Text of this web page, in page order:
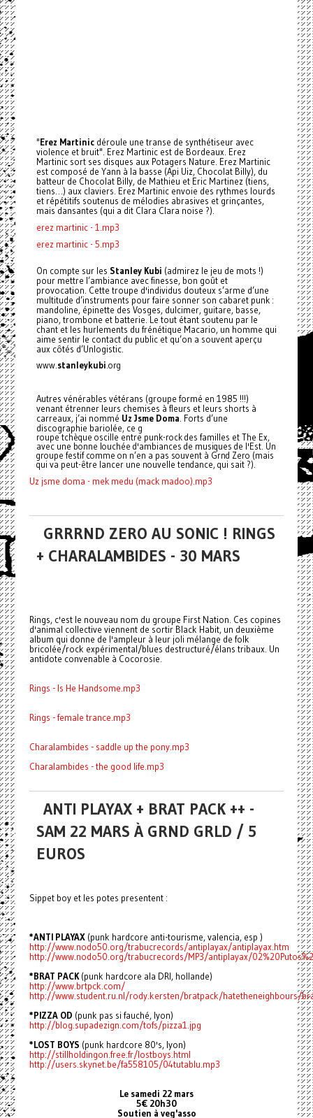
"Erez Martinicdéroule une transe de synthétiseur avec
violence et bruit". Erez Martinic est de Bordeaux. Erez
Martinic sort ses disques aux Potagers Nature. Erez Martinic
est composé de Yann à la basse (Api Uiz, Chocolat Billy), du
batteur de Chocolat Billy, de Mathieu et Eric Martinez (tiens,
tiens…) aux claviers. Erez Martinic envoie des rythmes lourds
et répétitifs soutenus de mélodies abrasives et grinçantes,
mais dansantes (qui a dit Clara Clara noise ?).
erez martinic - 1.mp3
erez martinic - 5.mp3
On compte sur les Stanley Kubi (admirez le jeu de mots !)
pour mettre l’ambiance avec finesse, bon goût et
provocation. Cette troupe d'individus douteux s’arme d’une
multitude d’instruments pour faire sonner son cabaret punk :
mandoline, épinette des Vosges, dulcimer, guitare, basse,
piano, trombone et batterie. Le tout étant soutenu par le
chant et les hurlements du frénétique Macario, un homme qui
aime sentir le contact du public et qu’on a souvent aperçu
aux côtés d’Unlogistic.
www.stanleykubi.org
Autres vénérables vétérans (groupe formé en 1985 !!!)
venant étrenner leurs chemises à fleurs et leurs shorts à
carreaux, j’ai nommé Uz Jsme Doma . Forts d’une
discographie bariolée, ce g
roupe tchèque oscille entre punk-rock des familles et The Ex,
avec une bonne louchée d'ambiances de musiques de l'Est. Un
groupe festif comme on n’en a pas souvent à Grnd Zero (mais
qui va peut-être lancer une nouvelle tendance, qui sait ?).
Uz jsme doma - mek medu (mack madoo).mp3
GRRRND ZERO AU SONIC ! RINGS
+ CHARALAMBIDES - 30 MARS
Rings, c'est le nouveau nom du groupe First Nation. Ces copines
d'animal collective viennent de sortir Black Habit, un deuxième
album qui donne de l'ampleur à leur joli mélange de folk
bricolée/rock expérimental/blues destructuré/élans tribaux. Un
antidote convenable à Cocorosie.
Rings - Is He Handsome.mp3
Rings - female trance.mp3
Charalambides - saddle up the pony.mp3
Charalambides - the good life.mp3
ANTI PLAYAX + BRAT PACK ++ -
SAM 22 MARS À GRND GRLD / 5
EUROS
Sippet boy et les potes presentent :
*ANTI PLAYAX (punk hardcore anti-tourisme, valencia, esp )
http://www.nodo50.org/trabucrecords/antiplayax/antiplayax.htm
http://www.nodo50.org/trabucrecords/MP3/antiplayax/
*BRAT PACK(punk hardcore ala DRI, hollande)
http://www.brtpck.com/
http://www.student.ru.nl/rody.kersten/bratpack/hatetheneighbours/
*PIZZA OD (punk pas si fauché, lyon)
http://blog.supadezign.com/tofs/pizza1.jpg
*LOST BOYS (punk hardcore 80's, lyon)
http://stillholdingon.free.fr/lostboys.html
http://users.skynet.be/fa558105/04tutablu.mp3
Le samedi 22 mars
5€ 20h30
Soutien à veg'asso